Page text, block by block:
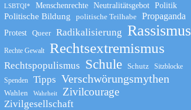
LSBTQI* Menschenrechte Neutralitätsgebot Politik
Politische Bildung politische Teilhabe Propaganda
Protest Queer Radikalisierung Rassismus
Rechte Gewalt Rechtsextremismus
Rechtspopulismus Schule Schutz
Sitzblocke
Spenden
Tipps Verschwörungsmythen
Wahlen Wahrheit Zivilcourage
Zivilgesellschaft